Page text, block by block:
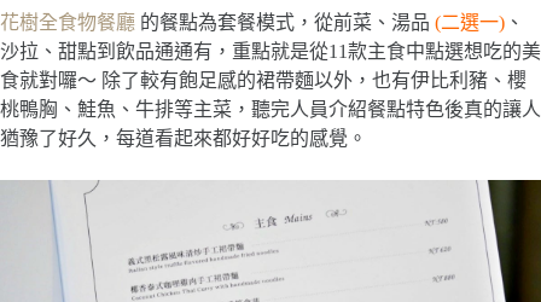
花樹全食物餐廳 的餐點為套餐模式，從前菜、湯品 (二選一) 、
沙拉、甜點到飲品通通有，重點就是從11款主食中點選想吃的美
食就對囉～ 除了較有飽足感的裙帶麵以外，也有伊比利豬、櫻
桃鴨胸、鮭魚、牛排等主菜，聽完人員介紹餐點特色後真的讓人
猶豫了好久，每道看起來都好好吃的感覺。